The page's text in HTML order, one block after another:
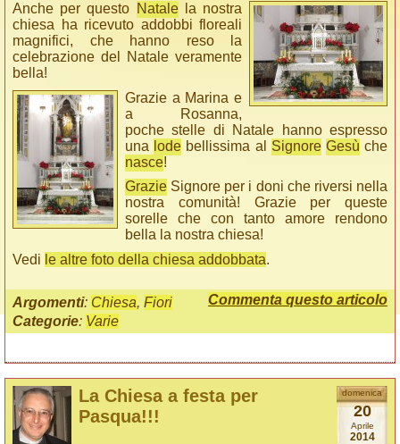
Anche per questo Natalela nostra
chiesa ha ricevuto addobbi floreali
magnifici, che hanno reso la
celebrazione del Natale veramente
bella!
Grazie a Marina e
a Rosanna,
poche stelle di Natale hanno espresso
una lode bellissima al Signore Gesù che
nasce!
Grazie Signore per i doni che riversi nella
nostra comunità! Grazie per queste
sorelle che con tanto amore rendono
bella la nostra chiesa!
Vedi le altre foto della chiesa addobbata.
Commenta questo articolo
Argomenti: Chiesa, Fiori
Categorie: Varie
domenica
20
Aprile
2014
La Chiesa a festa per
Pasqua!!!